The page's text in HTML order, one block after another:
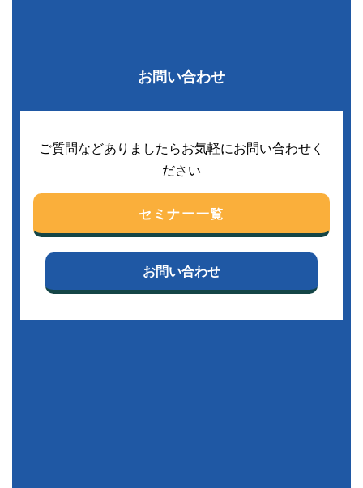
お問い合わせ
ご質問などありましたらお気軽にお問い合わせく
ださい
セミナー一覧
お問い合わせ